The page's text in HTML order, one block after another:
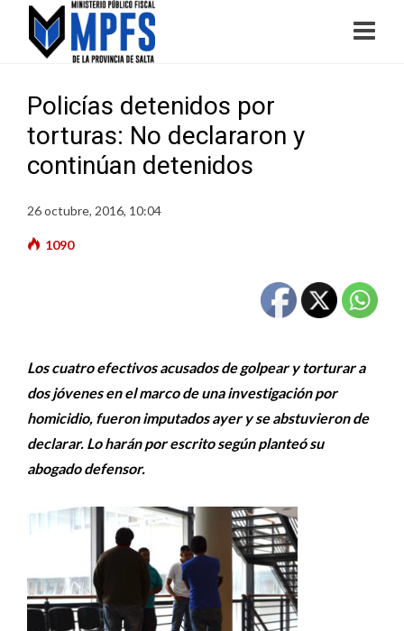
Policías detenidos por
torturas: No declararon y
continúan detenidos
26 octubre, 2016, 10:04
1090
Los cuatro efectivos acusados de golpear y torturar a
dos jóvenes en el marco de una investigación por
homicidio, fueron imputados ayer y se abstuvieron de
declarar. Lo harán por escrito según planteó su
abogado defensor.